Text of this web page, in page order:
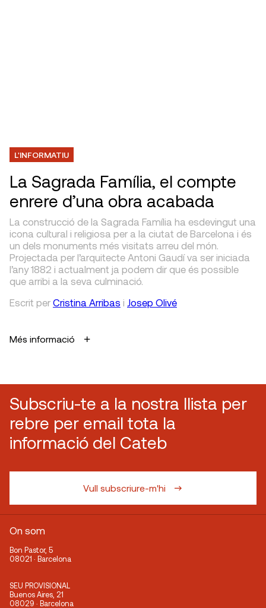
L'INFORMATIU
La Sagrada Família, el compte
enrere d’una obra acabada
La construcció de la Sagrada Família ha esdevingut una
icona cultural i religiosa per a la ciutat de Barcelona i és
un dels monuments més visitats arreu del món.
Projectada per l’arquitecte Antoni Gaudí va ser iniciada
l’any 1882 i actualment ja podem dir que és possible
que arribi a la seva culminació.
Escrit per Cristina Arribas i Josep Olivé
Més informació
Subscriu-te a la nostra llista per
rebre per email tota la
informació del Cateb
Vull subscriure-m'hi
On som
Bon Pastor, 5
08021 · Barcelona
SEU PROVISIONAL
Buenos Aires, 21
08029 · Barcelona